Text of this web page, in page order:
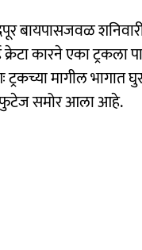
बायपासजवळ
कारने एका ट्रकला
ट्रकच्या मागील
फुटेज समोर आला आहे.